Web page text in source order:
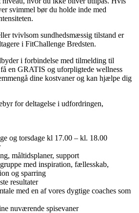
svimmel bør du holde inde med
tvivlsom sundhedsmæssig tilstand er
i FitChallenge Bredsten.
i forbindelse med tilmelding til
en GRATIS og uforpligtede wellness
dine kostvaner og kan hjælpe dig
for deltagelse i udfordringen,
og torsdage kl 17.00 – kl. 18.00
måltidsplaner, support
med inspiration, fællesskab,
og sparring
resultater
med en af vores dygtige coaches som
nuværende spisevaner